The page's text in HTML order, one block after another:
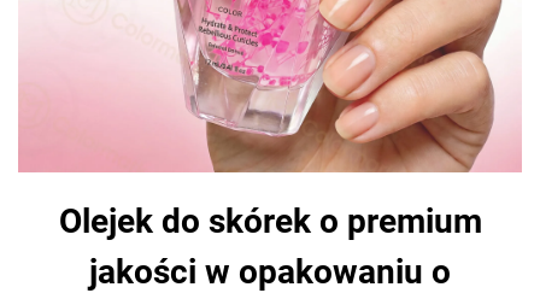
Olejek do skórek o premium
jakości w opakowaniu o